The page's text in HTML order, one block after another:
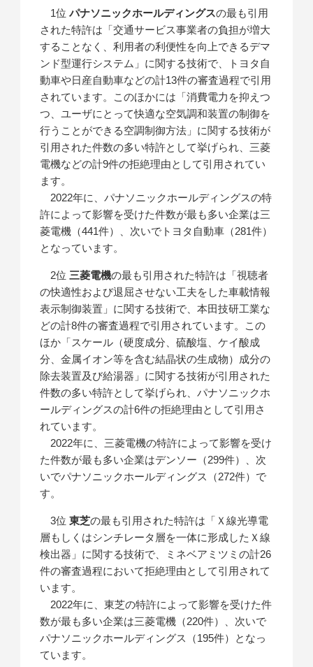
1位パナソニックホールディングスの最も引用
された特許は「交通サービス事業者の負担が増大
することなく、利用者の利便性を向上できるデマ
ンド型運行システム」に関する技術で、トヨタ自
動車や日産自動車などの計13件の審査過程で引用
されています。このほかには「消費電力を抑えつ
つ、ユーザにとって快適な空気調和装置の制御を
行うことができる空調制御方法」に関する技術が
引用された件数の多い特許として挙げられ、三菱
電機などの計9件の拒絶理由として引用されてい
ます。
2022年に、パナソニックホールディングスの特
許によって影響を受けた件数が最も多い企業は三
菱電機（441件）、次いでトヨタ自動車（281件）
となっています。
2位 三菱電機の最も引用された特許は「視聴者
の快適性および退屈させない工夫をした車載情報
表示制御装置」に関する技術で、本田技研工業な
どの計8件の審査過程で引用されています。この
ほか「スケール（硬度成分、硫酸塩、ケイ酸成
分、金属イオン等を含む結晶状の生成物）成分の
除去装置及び給湯器」に関する技術が引用された
件数の多い特許として挙げられ、パナソニックホ
ールディングスの計6件の拒絶理由として引用さ
れています。
2022年に、三菱電機の特許によって影響を受け
た件数が最も多い企業はデンソー（299件）、次
いでパナソニックホールディングス（272件）で
す。
3位東芝の最も引用された特許は「Ｘ線光導電
層もしくはシンチレータ層を一体に形成したＸ線
検出器」に関する技術で、ミネベアミツミの計26
件の審査過程において拒絶理由として引用されて
います。
2022年に、東芝の特許によって影響を受けた件
数が最も多い企業は三菱電機（220件）、次いで
パナソニックホールディングス（195件）となっ
ています。